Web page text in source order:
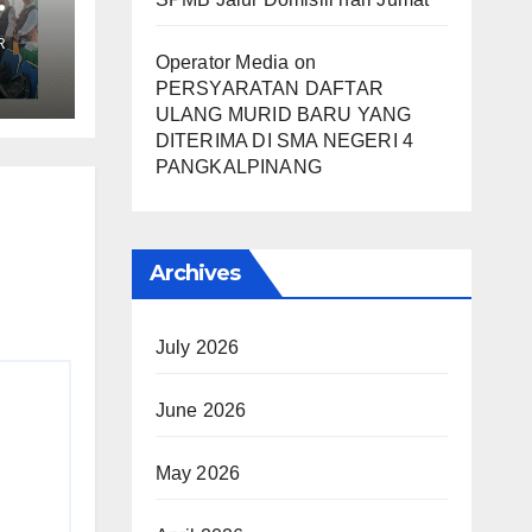
Operator Media on
PERSYARATAN DAFTAR
ULANG MURID BARU YANG
DITERIMA DI SMA NEGERI 4
PANGKALPINANG
Archives
July 2026
June 2026
May 2026